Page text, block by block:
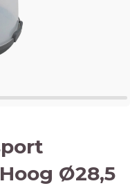
Ø28,5